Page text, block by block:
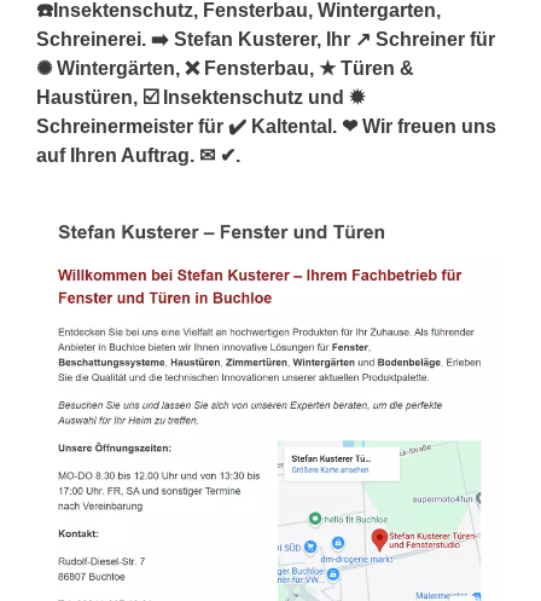
☎️Insektenschutz, Fensterbau, Wintergarten,
Schreinerei. ➡️ Stefan Kusterer, Ihr ↗️ Schreiner für
✺ Wintergärten, ❌ Fensterbau, ★ Türen &
Haustüren, ☑️ Insektenschutz und ✹
Schreinermeister für ✔️ Kaltental. ❤ Wir freuen uns
auf Ihren Auftrag. ✉ ✔.